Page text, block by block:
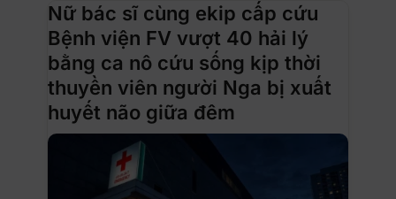
Nữ bác sĩ cùng ekip cấp cứu
Bệnh viện FV vượt 40 hải lý
bằng ca nô cứu sống kịp thời
thuyền viên người Nga bị xuất
huyết não giữa đêm